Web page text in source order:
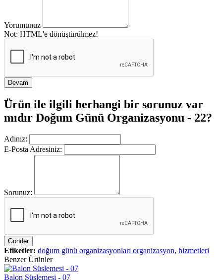
Yorumunuz
Not: HTML'e dönüştürülmez!
Devam
Ürün ile ilgili herhangi bir sorunuz var
mıdır Doğum Günü Organizasyonu - 22?
Adınız:
E-Posta Adresiniz:
Sorunuz:
Gönder
Etiketler: doğum günü organizasyonları organizasyon, hizmetleri
Benzer Ürünler
Balon Süslemesi - 07